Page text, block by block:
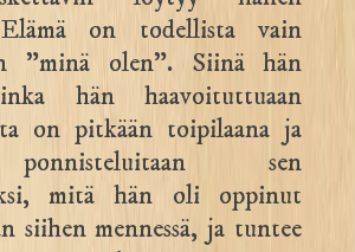
on todellista vain
”minä olen”. Siinä hän
hän haavoituttuaan
on pitkään toipilaana ja
sen
mitä hän oli oppinut
siihen mennessä, ja tuntee